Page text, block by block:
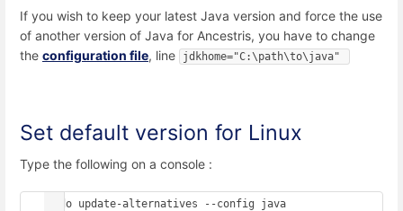
If you wish to keep your latest Java version and force the use
of another version of Java for Ancestris, you have to change
the configuration file, line jdkhome="C:\path\to\java"
Set default version for Linux
Type the following on a console :
sudo update-alternatives --config java